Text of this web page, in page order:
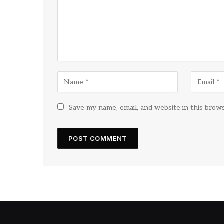
Save my name, email, and website in this